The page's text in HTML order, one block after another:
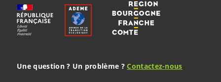
Une question ? Un problème ?Contactez-nous